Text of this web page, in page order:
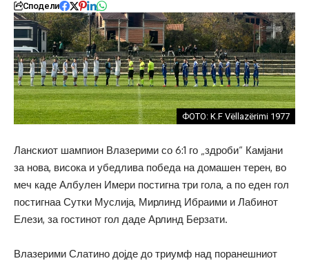
Сподели
ФОТО: K.F Vëllazërimi 1977
Ланскиот шампион Влазерими со 6:1 го „здроби“ Камјани
за нова, висока и убедлива победа на домашен терен, во
меч каде Албулен Имери постигна три гола, а по еден гол
постигнаа Сутки Муслија, Мирлинд Ибраими и Лабинот
Елези, за гостинот гол даде Арлинд Берзати.
Влазерими Слатино дојде до триумф над поранешниот